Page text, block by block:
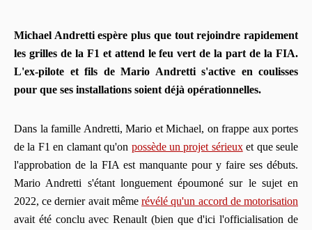
Michael Andretti espère plus que tout rejoindre rapidement
les grilles de la F1 et attend le feu vert de la part de la FIA.
L'ex-pilote et fils de Mario Andretti s'active en coulisses
pour que ses installations soient déjà opérationnelles.
Dans la famille Andretti, Mario et Michael, on frappe aux portes
de la F1 en clamant qu'on possède un projet sérieuxet que seule
l'approbation de la FIA est manquante pour y faire ses débuts.
Mario Andretti s'étant longuement époumoné sur le sujet en
2022, ce dernier avait mêmerévélé qu'un accord de motorisation
avait été conclu avec Renault (bien que d'ici l'officialisation de